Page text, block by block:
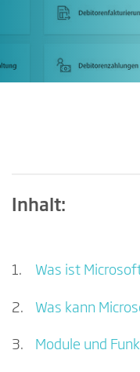
Inhalt:
Was ist
Was kann
Module und